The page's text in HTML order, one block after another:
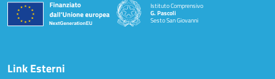
Istituto Comprensivo
G. Pascoli
Sesto San Giovanni
Link Esterni